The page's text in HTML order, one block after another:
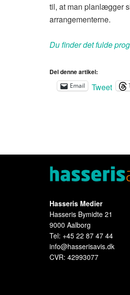
til, at man planlægger
arrangementerne.
Du finder det fulde
Del denne artikel:
Email Tweet
Hasseris Medier
Hasseris Bymidte 21
9000 Aalborg
Tel: +45 22 87 47 44
info@hasserisavis.dk
CVR: 42993077